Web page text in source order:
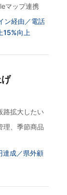
マップ連携
ン経由／電話
15%向上
路拡大したい
理、季節商品
達成／県外顧